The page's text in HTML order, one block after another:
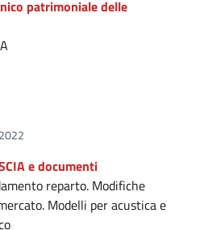
patrimoniale delle
e documenti
reparto. Modifiche
Modelli per acustica e